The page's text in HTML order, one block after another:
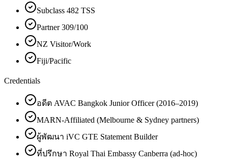
Subclass 482 TSS
Partner 309/100
NZ Visitor/Work
Fiji/Pacific
Credentials
อดีต AVAC Bangkok Junior Officer (2016–2019)
MARN-Affiliated (Melbourne & Sydney partners)
ผู้พัฒนา iVC GTE Statement Builder
ที่ปรึกษา Royal Thai Embassy Canberra (ad-hoc)